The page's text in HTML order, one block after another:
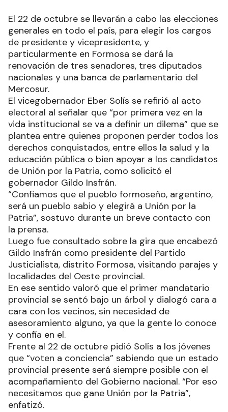
El 22 de octubre se llevarán a cabo las elecciones
generales en todo el país, para elegir los cargos
de presidente y vicepresidente, y
particularmente en Formosa se dará la
renovación de tres senadores, tres diputados
nacionales y una banca de parlamentario del
Mercosur.
El vicegobernador Eber Solís se refirió al acto
electoral al señalar que “por primera vez en la
vida institucional se va a definir un dilema” que se
plantea entre quienes proponen perder todos los
derechos conquistados, entre ellos la salud y la
educación pública o bien apoyar a los candidatos
de Unión por la Patria, como solicitó el
gobernador Gildo Insfrán.
“Confiamos que el pueblo formoseño, argentino,
será un pueblo sabio y elegirá a Unión por la
Patria”, sostuvo durante un breve contacto con
la prensa.
Luego fue consultado sobre la gira que encabezó
Gildo Insfrán como presidente del Partido
Justicialista, distrito Formosa, visitando parajes y
localidades del Oeste provincial.
En ese sentido valoró que el primer mandatario
provincial se sentó bajo un árbol y dialogó cara a
cara con los vecinos, sin necesidad de
asesoramiento alguno, ya que la gente lo conoce
y confía en el.
Frente al 22 de octubre pidió Solís a los jóvenes
que “voten a conciencia” sabiendo que un estado
provincial presente será siempre posible con el
acompañamiento del Gobierno nacional. “Por eso
necesitamos que gane Unión por la Patria”,
enfatizó.